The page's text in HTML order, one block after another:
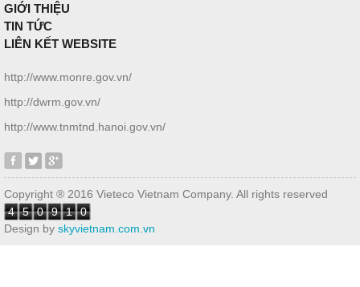
GIỚI THIỆU
TIN TỨC
LIÊN KẾT WEBSITE
http://www.monre.gov.vn/
http://dwrm.gov.vn/
http://www.tnmtnd.hanoi.gov.vn/
Copyright ® 2016 Vieteco Vietnam Company. All rights reserved
4
5 0 9 1
0
Design by skyvietnam.com.vn